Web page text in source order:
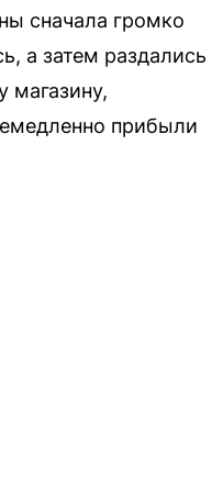
сначала громко
а затем раздались
магазину,
прибыли